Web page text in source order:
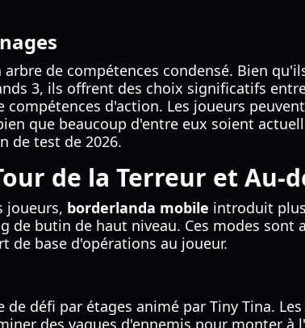
de compétences condensé. Bien
3, ils offrent des choix significatifs
d'action. Les joueurs
que beaucoup d'entre eux soient
de test de 2026.
de la Terreur et Au-
joueurs, borderlanda mobile introduit
de butin de haut niveau. Ces modes sont
de base d'opérations au joueur.
de défi par étages animé par Tiny Tina.
des vagues d'ennemis pour monter à